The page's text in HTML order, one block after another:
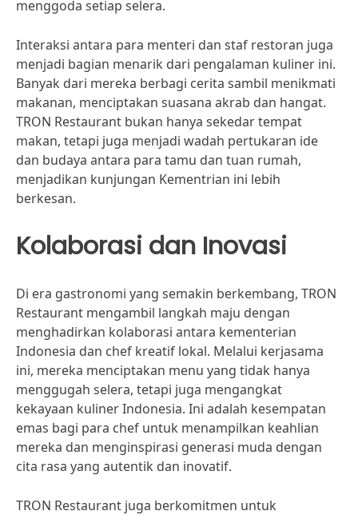
menggoda setiap selera.
Interaksi antara para menteri dan staf restoran juga
menjadi bagian menarik dari pengalaman kuliner ini.
Banyak dari mereka berbagi cerita sambil menikmati
makanan, menciptakan suasana akrab dan hangat.
TRON Restaurant bukan hanya sekedar tempat
makan, tetapi juga menjadi wadah pertukaran ide
dan budaya antara para tamu dan tuan rumah,
menjadikan kunjungan Kementrian ini lebih
berkesan.
Kolaborasi dan Inovasi
Di era gastronomi yang semakin berkembang, TRON
Restaurant mengambil langkah maju dengan
menghadirkan kolaborasi antara kementerian
Indonesia dan chef kreatif lokal. Melalui kerjasama
ini, mereka menciptakan menu yang tidak hanya
menggugah selera, tetapi juga mengangkat
kekayaan kuliner Indonesia. Ini adalah kesempatan
emas bagi para chef untuk menampilkan keahlian
mereka dan menginspirasi generasi muda dengan
cita rasa yang autentik dan inovatif.
TRON Restaurant juga berkomitmen untuk